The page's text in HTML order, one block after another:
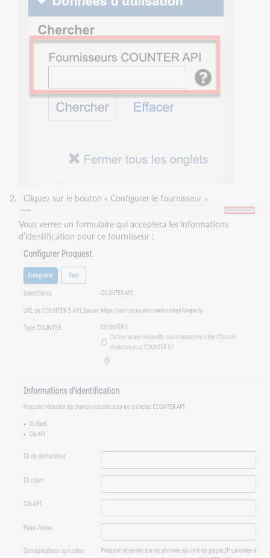
Cliquez sur le bouton « Configurer le fournisseur »
Vous verrez un formulaire qui acceptera les informations
d’identification pour ce fournisseur :